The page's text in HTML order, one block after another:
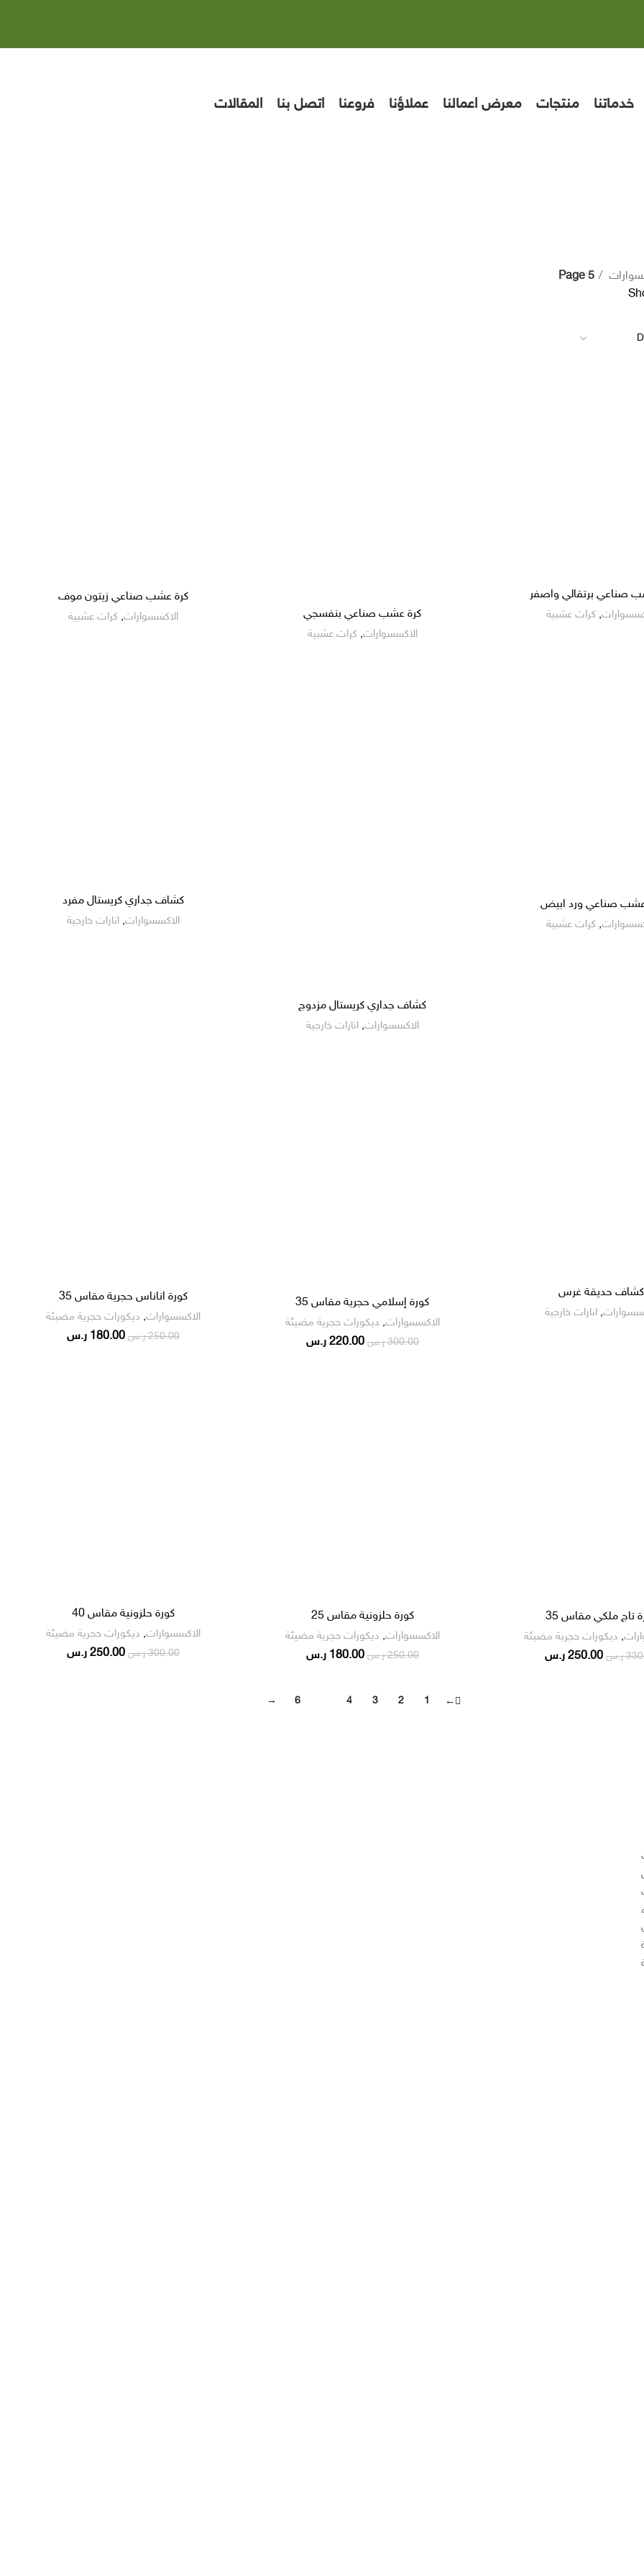
خدماتنا منتجات معرض اعمالنا عملاؤنا فروعنا اتصل بنا المقالات
Page 5
صناعي برتقالي واصفر
, كرات عشبية
كرة عشب صناعي بنفسجي
الاكسسوارات, كرات عشبية
كرة عشب صناعي زيتون موف
الاكسسوارات, كرات عشبية
عشب صناعي ورد ابيض
, كرات عشبية
كشاف جداري كريستال مزدوج
الاكسسوارات,انارات خارجية
كشاف جداري كريستال مفرد
الاكسسوارات,انارات خارجية
كشاف حديقة غرس
, انارات خارجية
كورة إسلامي حجرية مقاس 35
الاكسسوارات, ديكورات حجرية مضيئة
300.00 ر.س 220.00 ر.س
كورة اناناس حجرية مقاس 35
الاكسسوارات, ديكورات حجرية مضيئة
250.00 ر.س 180.00 ر.س
تاج ملكي مقاس 35
, ديكورات حجرية مضيئة
ر.س 250.00 ر.س
كورة حلزونية مقاس 25
الاكسسوارات, ديكورات حجرية مضيئة
250.00 ر.س 180.00 ر.س
كورة حلزونية مقاس 40
الاكسسوارات, ديكورات حجرية مضيئة
300.00 ر.س 250.00 ر.س
←
1
2
3
4
6
→